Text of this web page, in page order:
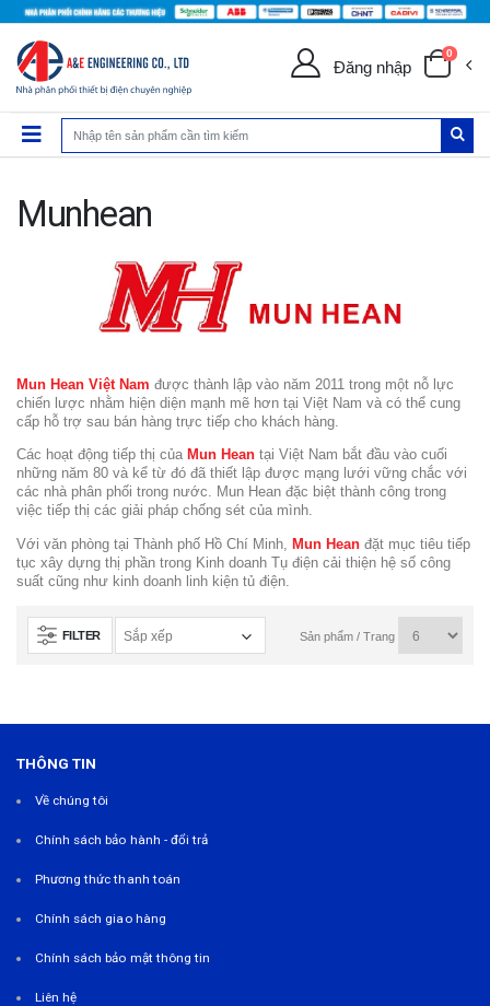
Đăng nhập
0
Munhean
Mun Hean Việt Nam được thành lập vào năm 2011 trong một nỗ lực
chiến lược nhằm hiện diện mạnh mẽ hơn tại Việt Nam và có thể cung
cấp hỗ trợ sau bán hàng trực tiếp cho khách hàng.
Các hoạt động tiếp thị của Mun Hean tại Việt Nam bắt đầu vào cuối
những năm 80 và kể từ đó đã thiết lập được mạng lưới vững chắc với
các nhà phân phối trong nước. Mun Hean đặc biệt thành công trong
việc tiếp thị các giải pháp chống sét của mình.
Với văn phòng tại Thành phố Hồ Chí Minh, Mun Hean đặt mục tiêu tiếp
tục xây dựng thị phần trong Kinh doanh Tụ điện cải thiện hệ số công
suất cũng như kinh doanh linh kiện tủ điện.
FILTER Sản phẩm / Trang
THÔNG TIN
Về chúng tôi
Chính sách bảo hành - đổi trả
Phương thức thanh toán
Chính sách giao hàng
Chính sách bảo mật thông tin
Liên hệ